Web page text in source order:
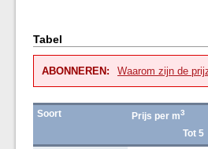
Tabel
ABONNEREN: Waarom zijn de
Soort Prijs per m3
Tot 5